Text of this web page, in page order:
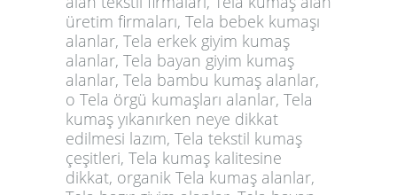
üretim firmaları, Tela bebek kumaşı
alanlar, Tela erkek giyim kumaş
alanlar, Tela bayan giyim kumaş
alanlar, Tela bambu kumaş alanlar,
o Tela örgü kumaşları alanlar, Tela
kumaş yıkanırken neye dikkat
edilmesi lazım, Tela tekstil kumaş
çeşitleri, Tela kumaş kalitesine
dikkat, organik Tela kumaş alanlar,